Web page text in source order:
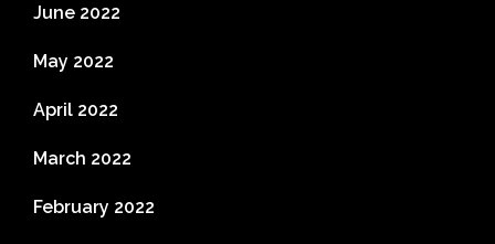
June 2022
May 2022
April 2022
March 2022
February 2022